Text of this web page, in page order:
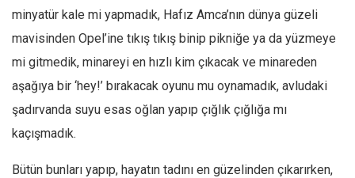
minyatür kale mi yapmadık, Hafız Amca’nın dünya güzeli
mavisinden Opel’ine tıkış tıkış binip pikniğe ya da yüzmeye
mi gitmedik, minareyi en hızlı kim çıkacak ve minareden
aşağıya bir ‘hey!’ bırakacak oyunu mu oynamadık, avludaki
şadırvanda suyu esas oğlan yapıp çığlık çığlığa mı
kaçışmadık.
Bütün bunları yapıp, hayatın tadını en güzelinden çıkarırken,